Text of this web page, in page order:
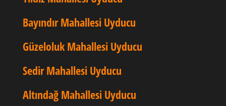
Bayındır Mahallesi Uyducu
Güzeloluk Mahallesi Uyducu
Sedir Mahallesi Uyducu
Altındağ Mahallesi Uyducu